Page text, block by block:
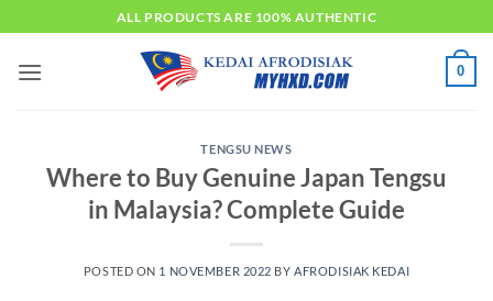
to
content
ALL PRODUCTS ARE 100% AUTHENTIC
0
TENGSU NEWS
Where to Buy Genuine Japan Tengsu
in Malaysia? Complete Guide
POSTED ON 1 NOVEMBER 2022 BY AFRODISIAK KEDAI